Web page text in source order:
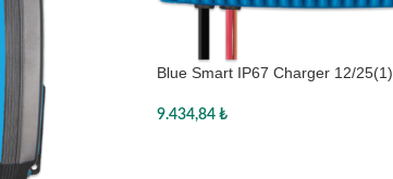
Blue Smart IP67 Charger 12/25(1)
9.434,84 ₺